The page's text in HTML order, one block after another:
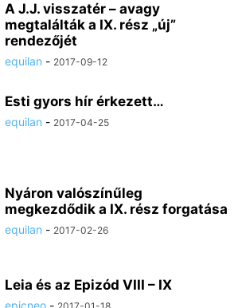
A J.J. visszatér – avagy
megtalálták a IX. rész „új”
rendezőjét
equilan - 2017-09-12
Esti gyors hír érkezett…
equilan - 2017-04-25
Nyáron valószínűleg
megkezdődik a IX. rész forgatása
equilan - 2017-02-26
Leia és az Epizód VIII – IX
epicneo -